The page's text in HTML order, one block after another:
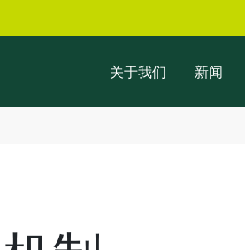
关于我们 新闻